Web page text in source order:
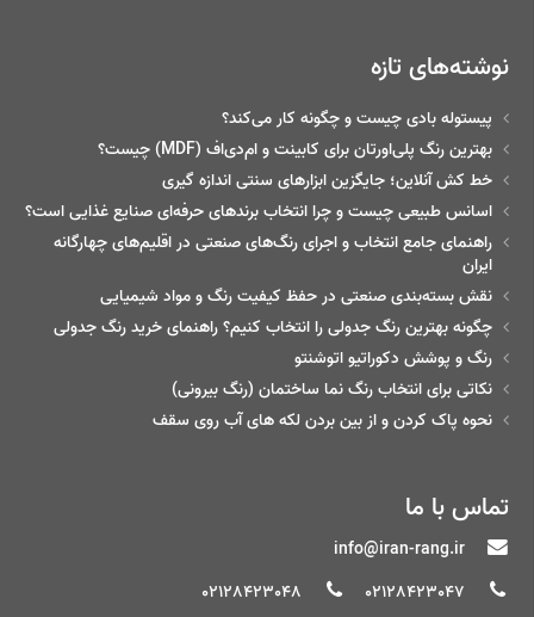
نوشته‌های تازه
پیستوله بادی چیست و چگونه کار می‌کند؟
بهترین رنگ پلی‌اورتان برای کابینت و ام‌دی‌اف (MDF) چیست؟
خط‌ کش آنلاین؛ جایگزین ابزارهای سنتی اندازه گیری
اسانس طبیعی چیست و چرا انتخاب برندهای حرفه‌ای صنایع غذایی است؟
راهنمای جامع انتخاب و اجرای رنگ‌های صنعتی در اقلیم‌های چهارگانه
ایران
نقش بسته‌بندی صنعتی در حفظ کیفیت رنگ و مواد شیمیایی
چگونه بهترین رنگ جدولی را انتخاب کنیم؟ راهنمای خرید رنگ جدولی
رنگ و پوشش دکوراتیو اتوشنتو
نکاتی برای انتخاب رنگ نما ساختمان (رنگ بیرونی)
نحوه پاک کردن و از بین بردن لکه های آب روی سقف
تماس با ما
info@iran-rang.ir
02128423047
02128423048